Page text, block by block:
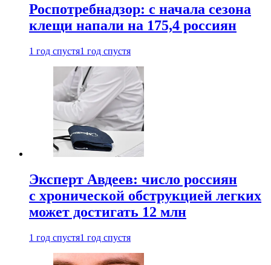
Роспотребнадзор: с начала сезона
клещи напали на 175,4 россиян
1 год спустя1 год спустя
Эксперт Авдеев: число россиян
с хронической обструкцией легких
может достигать 12 млн
1 год спустя1 год спустя